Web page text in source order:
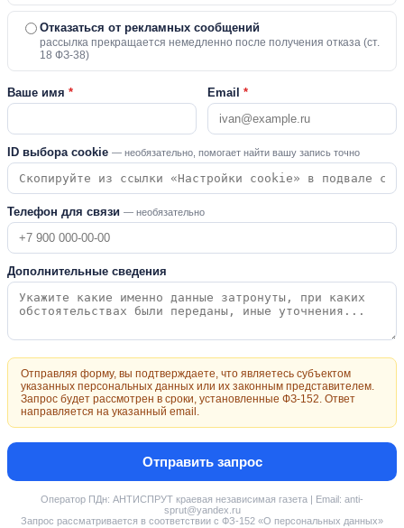
Отказаться от рекламных сообщений
рассылка прекращается немедленно после получения отказа (ст.
18 ФЗ-38)
Ваше имя * Email *
ID выбора cookie — необязательно, помогает найти вашу запись точно
Телефон для связи — необязательно
Дополнительные сведения
Отправляя форму, вы подтверждаете, что являетесь субъектом
указанных персональных данных или их законным представителем.
Запрос будет рассмотрен в сроки, установленные ФЗ-152. Ответ
направляется на указанный email.
Отправить запрос
Оператор ПДн: АНТИСПРУТ краевая независимая газета | Email: anti-
sprut@yandex.ru
Запрос рассматривается в соответствии с ФЗ-152 «О персональных данных»